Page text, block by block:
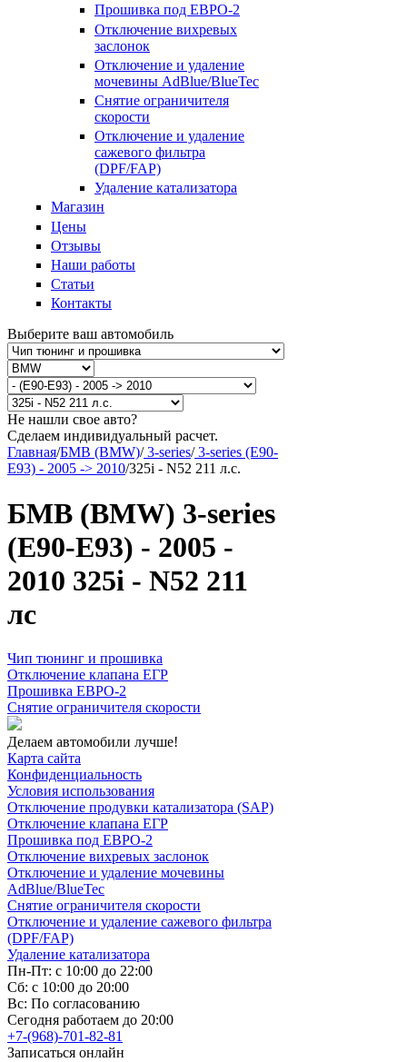
Прошивка под ЕВРО-2
Отключение вихревых
заслонок
Отключение и удаление
мочевины AdBlue/BlueTec
Снятие ограничителя
скорости
Отключение и удаление
сажевого фильтра
(DPF/FAP)
Удаление катализатора
Магазин
Цены
Отзывы
Наши работы
Статьи
Контакты
Выберите ваш автомобиль
Не нашли свое авто?
Сделаем индивидуальный расчет.
Главная/БМВ (BMW)/3-series/3-series (E90-
E93) - 2005 -> 2010/325i - N52 211 л.с.
БМВ (BMW) 3-series
(E90-E93) - 2005 -
2010 325i - N52 211
лс
Чип тюнинг и прошивка
Отключение клапана ЕГР
Прошивка ЕВРО-2
Снятие ограничителя скорости
Делаем автомобили лучше!
Карта сайта
Конфиденциальность
Условия использования
Отключение продувки катализатора (SAP)
Отключение клапана ЕГР
Прошивка под ЕВРО-2
Отключение вихревых заслонок
Отключение и удаление мочевины
AdBlue/BlueTec
Снятие ограничителя скорости
Отключение и удаление сажевого фильтра
(DPF/FAP)
Удаление катализатора
Пн-Пт: с 10:00 до 22:00
Сб: с 10:00 до 20:00
Вс: По согласованию
Сегодня работаем до 20:00
+7-(968)-701-82-81
Записаться онлайн